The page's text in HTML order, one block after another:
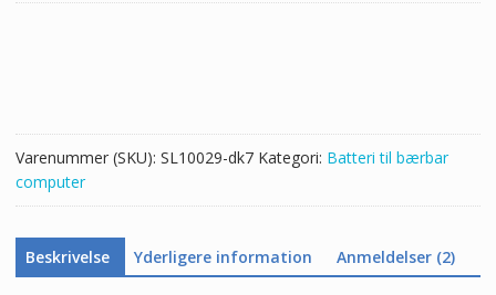
72KRT,97KRM,
9GP08,
DWG4P
antal
Varenummer (SKU): SL10029-dk7 Kategori: Batteri til bærbar
computer
Beskrivelse Yderligere information Anmeldelser (2)